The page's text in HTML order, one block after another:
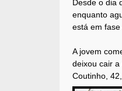
Desde o dia
enquanto
está em fase
A jovem
deixou cair a
Coutinho,